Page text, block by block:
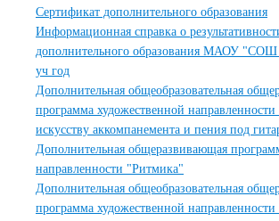
Сертификат дополнительного образования
Информационная справка о
дополнительного образования МАОУ
уч год
Дополнительная общеобразовательная
программа художественной
искусству аккомпанемента и пения под
Дополнительная общеразвивающая
направленности "Ритмика"
Дополнительная общеобразовательная
программа художественной